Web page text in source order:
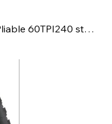
Pneu 45Nth Dillinger4 26 x 4.0 Pliable 60TPI240 studs acier carb